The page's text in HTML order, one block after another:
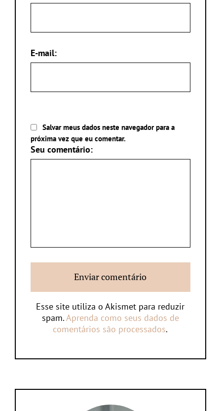
E-mail:
Salvar meus dados neste navegador para a
próxima vez que eu comentar.
Seu comentário:
Esse site utiliza o Akismet para reduzir
spam.Aprenda como seus dados de
comentários são processados.